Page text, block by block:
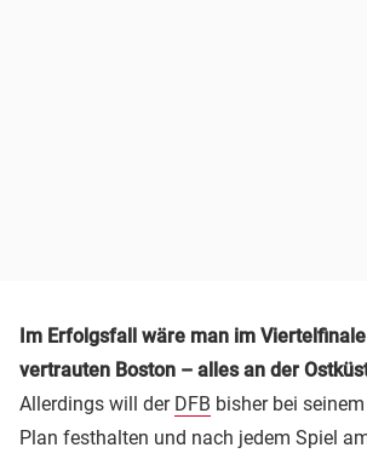
Im Erfolgsfall wäre man im
vertrauten Boston – alles an der
Allerdings will der DFB bisher bei
Plan festhalten und nach jedem Spiel